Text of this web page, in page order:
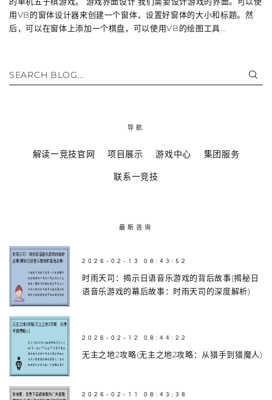
用VB的窗体设计器来创建一个窗体，设置好窗体的大小和标题。然
后，可以在窗体上添加一个棋盘，可以使用VB的绘图工具...
SEARCH BLOG...
导航
解读一竞技官网 项目展示 游戏中心 集团服务
联系一竞技
最新咨询
2026-02-13 08:43:52
时雨天司：揭示日语音乐游戏的背后故事(揭秘日
语音乐游戏的幕后故事：时雨天司的深度解析)
2026-02-12 08:44:22
无主之地2攻略(无主之地2攻略：从猎手到猎魔人)
2026-02-11 08:43:38